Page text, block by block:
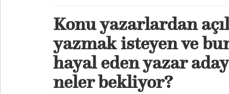
Konu yazarlardan
yazmak isteyen ve
hayal eden yazar
neler bekliyor?